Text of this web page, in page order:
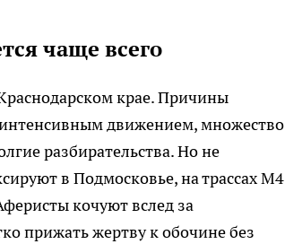
чаще всего
крае. Причины
движением, множество
разбирательства. Но не
в Подмосковье, на трассах М4
кочуют вслед за
прижать жертву к обочине без